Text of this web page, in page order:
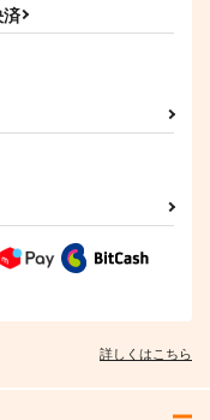
詳しくはこちら